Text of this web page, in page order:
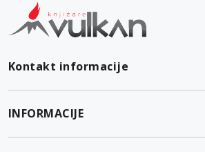
Kontakt informacije
INFORMACIJE